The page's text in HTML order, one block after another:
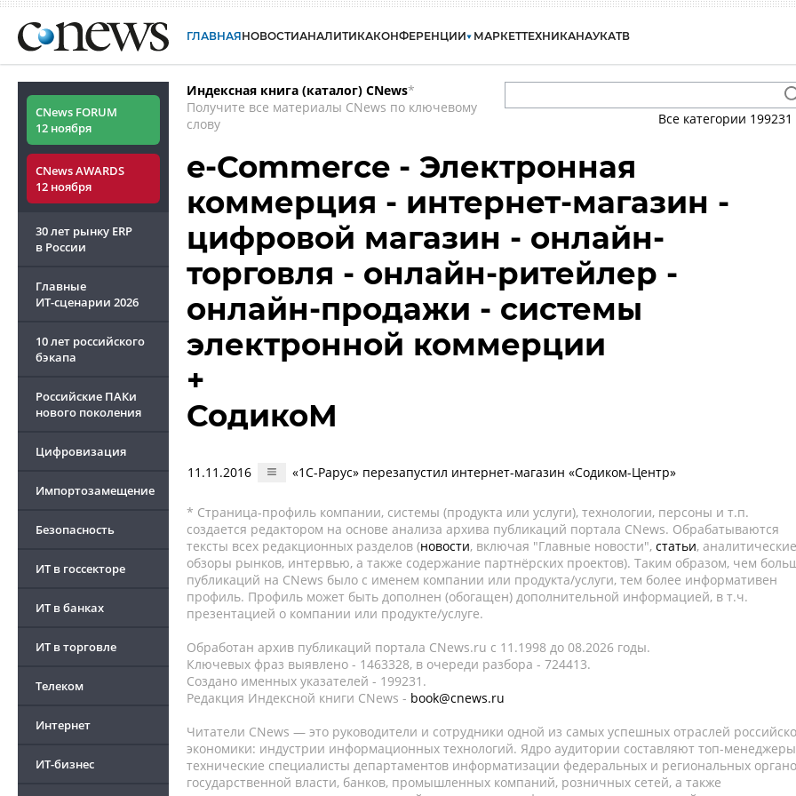
ГЛАВНАЯНОВОСТИАНАЛИТИКАКОНФЕРЕНЦИИ МАРКЕТТЕХНИКАНАУКАТВ
CNews FORUM
12 ноября
CNews AWARDS
12 ноября
30 лет рынку ERP
в России
Главные
ИТ-сценарии 2026
10 лет российского
бэкапа
Российские ПАКи
нового поколения
Цифровизация
Импортозамещение
Безопасность
ИТ в госсекторе
ИТ в банках
ИТ в торговле
Телеком
Интернет
ИТ-бизнес
Индексная книга (каталог) CNews*
Получите все материалы CNews по ключевому
слову
Все категории 199231
e-Commerce - Электронная
коммерция - интернет-магазин -
цифровой магазин - онлайн-
торговля - онлайн-ритейлер -
онлайн-продажи - системы
электронной коммерции
+
СодикоМ
11.11.2016 «1С-Рарус» перезапустил интернет-магазин «Содиком-Центр»
* Страница-профиль компании, системы (продукта или услуги), технологии, персоны и т.п.
создается редактором на основе анализа архива публикаций портала CNews. Обрабатываются
тексты всех редакционных разделов (новости, включая "Главные новости", статьи, аналитические
обзоры рынков, интервью, а также содержание партнёрских проектов). Таким образом, чем
публикаций на CNews было с именем компании или продукта/услуги, тем более информативен
профиль. Профиль может быть дополнен (обогащен) дополнительной информацией, в т.ч.
презентацией о компании или продукте/услуге.
Обработан архив публикаций портала CNews.ru c 11.1998 до 08.2026 годы.
Ключевых фраз выявлено - 1463328, в очереди разбора - 724413.
Создано именных указателей - 199231.
Редакция Индексной книги CNews - book@cnews.ru
Читатели CNews — это руководители и сотрудники одной из самых успешных отраслей
экономики: индустрии информационных технологий. Ядро аудитории составляют топ-
технические специалисты департаментов информатизации федеральных и региональных
государственной власти, банков, промышленных компаний, розничных сетей, а также